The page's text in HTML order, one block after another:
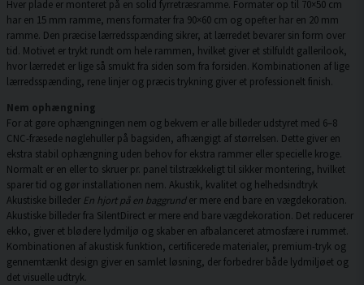
Hver plade er monteret på en solid fyrretræsramme. Formater op til 70×50 cm
har en 15 mm ramme, mens formater fra 90×60 cm og opefter har en 20 mm
ramme. Den præcise lærredsspænding sikrer, at lærredet bevarer sin form over
tid. Motivet er trykt rundt om hele rammen, hvilket giver et stilfuldt gallerilook,
hvor lærredet er lige så smukt fra siden som fra forsiden. Kombinationen af lige
lærredsspænding, rene linjer og præcis trykning giver et professionelt finish.
Nem ophængning
For at gøre ophængningen nem og bekvem er alle billeder udstyret med 6–8
CNC-fræsede nøglehuller på bagsiden, afhængigt af størrelsen. Dette giver en
ekstra stabil ophængning uden behov for ekstra rammer eller specielle kroge.
Normalt er en eller to skruer pr. panel tilstrækkeligt til sikker montering, hvilket
sparer tid og gør installationen nem. Akustik, kvalitet og helhedsindtryk
Akustiske billeder En hjort på en baggrunder mere end bare en vægdekoration.
Akustiske billeder fra SilentDirect er mere end bare vægdekoration. Det reducerer
ekko, giver et blødere lydmiljø og skaber en afbalanceret atmosfære i rummet.
Kombinationen af akustisk funktion, certificerede materialer, premium-tryk og
gennemtænkt design giver en samlet løsning, der forbedrer både lydmiljøet og
det visuelle udtryk.